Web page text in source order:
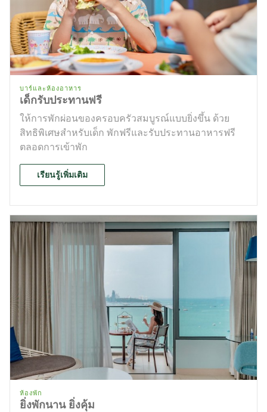
บาร์และห้องอาหาร
เด็กรับประทานฟรี
ให้การพักผ่อนของครอบครัวสมบูรณ์แบบยิ่งขึ้น ด้วย
สิทธิพิเศษสำหรับเด็ก พักฟรีและรับประทานอาหารฟรี
ตลอดการเข้าพัก
เรียนรู้เพิ่มเติม
ห้องพัก
ยิ่งพักนาน ยิ่งคุ้ม